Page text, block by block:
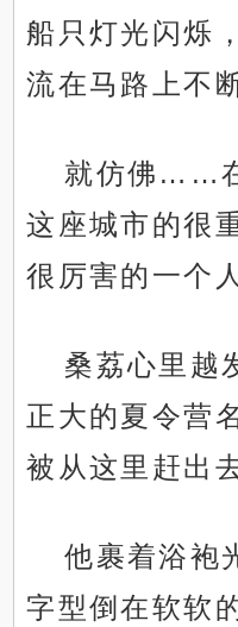
船只灯光闪烁
流在马路上不
就仿佛……
这座城市的很
很厉害的一个
桑荔心里越
正大的夏令营
被从这里赶出
他裹着浴袍
字型倒在软软